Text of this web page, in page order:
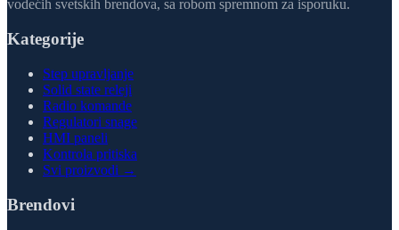
vodećih svetskih brendova, sa robom spremnom za isporuku.
Kategorije
Step upravljanje
Solid state releji
Radio komande
Regulatori snage
HMI paneli
Kontrola pritiska
Svi proizvodi →
Brendovi